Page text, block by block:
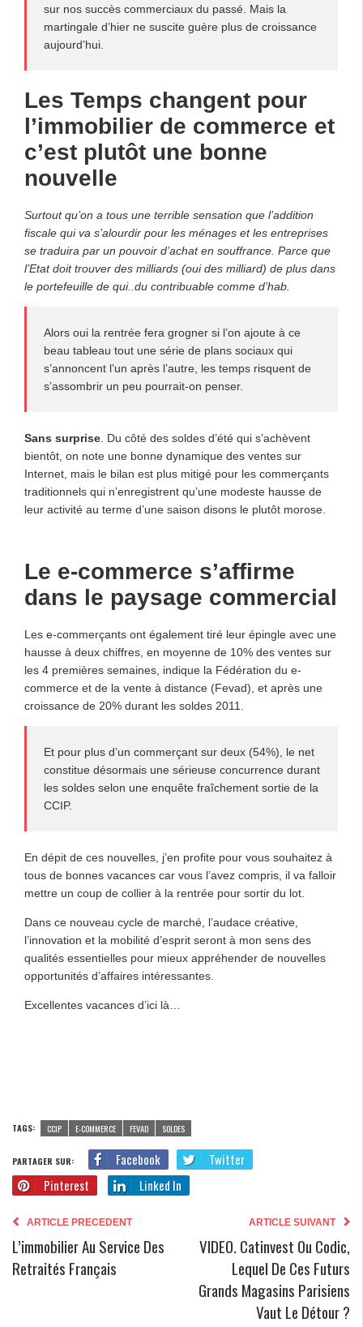
sur nos succès commerciaux du passé. Mais la
martingale d’hier ne suscite guère plus de croissance
aujourd’hui.
Les Temps changent pour
l’immobilier de commerce et
c’est plutôt une bonne
nouvelle
Surtout qu’on a tous une terrible sensation que l’addition
fiscale qui va s’alourdir pour les ménages et les entreprises
se traduira par un pouvoir d’achat en souffrance. Parce que
l’Etat doit trouver des milliards (oui des milliard) de plus dans
le portefeuille de qui..du contribuable comme d’hab.
Alors oui la rentrée fera grogner si l’on ajoute à ce
beau tableau tout une série de plans sociaux qui
s’annoncent l’un après l’autre, les temps risquent de
s’assombrir un peu pourrait-on penser.
Sans surprise . Du côté des soldes d’été qui s’achèvent
bientôt, on note une bonne dynamique des ventes sur
Internet, mais le bilan est plus mitigé pour les commerçants
traditionnels qui n’enregistrent qu’une modeste hausse de
leur activité au terme d’une saison disons le plutôt morose.
Le e-commerce s’affirme
dans le paysage commercial
Les e-commerçants ont également tiré leur épingle avec une
hausse à deux chiffres, en moyenne de 10% des ventes sur
les 4 premières semaines, indique la Fédération du e-
commerce et de la vente à distance (Fevad), et après une
croissance de 20% durant les soldes 2011.
Et pour plus d’un commerçant sur deux (54%), le net
constitue désormais une sérieuse concurrence durant
les soldes selon une enquête fraîchement sortie de la
CCIP.
En dépit de ces nouvelles, j’en profite pour vous souhaitez à
tous de bonnes vacances car vous l’avez compris, il va falloir
mettre un coup de collier à la rentrée pour sortir du lot.
Dans ce nouveau cycle de marché, l’audace créative,
l’innovation et la mobilité d’esprit seront à mon sens des
qualités essentielles pour mieux appréhender de nouvelles
opportunités d’affaires intéressantes.
Excellentes vacances d’ici là…
TAGS: CCIP E-COMMERCE FEVAD SOLDES
PARTAGER SUR: Facebook
Twitter
Pinterest
Linked In
ARTICLE PRECEDENT
L’immobilier Au Service Des
Retraités Français
ARTICLE SUIVANT
VIDEO. Catinvest Ou Codic,
Lequel De Ces Futurs
Grands Magasins Parisiens
Vaut Le Détour ?